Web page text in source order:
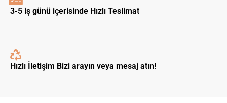
3-5 iş günü içerisinde Hızlı Teslimat
Hızlı İletişim Bizi arayın veya mesaj atın!